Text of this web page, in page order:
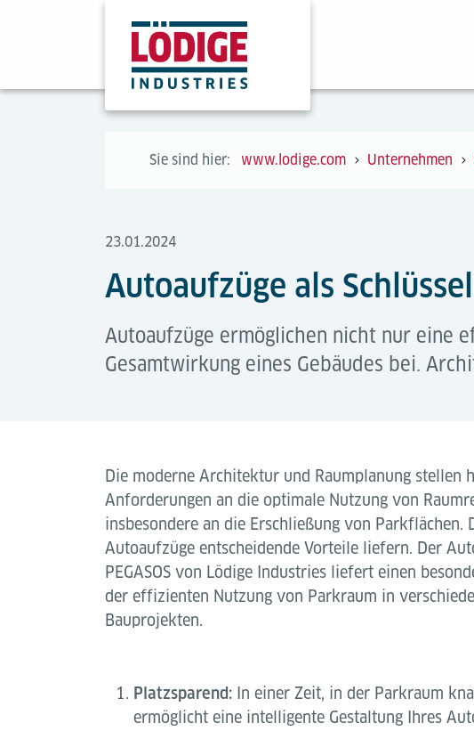
Sie sind hier: www.lodige.com Unternehmen
23.01.2024
Autoaufzüge als
Autoaufzüge ermöglichen nicht nur eine
Gesamtwirkung eines Gebäudes bei.
Die moderne Architektur und Raumplanung stellen
Anforderungen an die optimale Nutzung von
insbesondere an die Erschließung von Parkflächen.
Autoaufzüge entscheidende Vorteile liefern. Der
PEGASOS von Lödige Industries liefert einen
der effizienten Nutzung von Parkraum in
Bauprojekten.
Platzsparend: In einer Zeit, in der Parkraum
ermöglicht eine intelligente Gestaltung Ihres